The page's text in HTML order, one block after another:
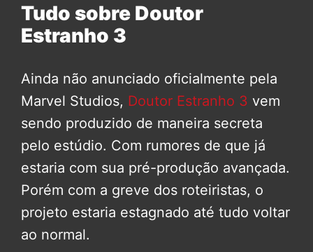
Tudo sobre Doutor
Estranho 3
Ainda não anunciado oficialmente pela
Marvel Studios, Doutor Estranho 3 vem
sendo produzido de maneira secreta
pelo estúdio. Com rumores de que já
estaria com sua pré-produção avançada.
Porém com a greve dos roteiristas, o
projeto estaria estagnado até tudo voltar
ao normal.